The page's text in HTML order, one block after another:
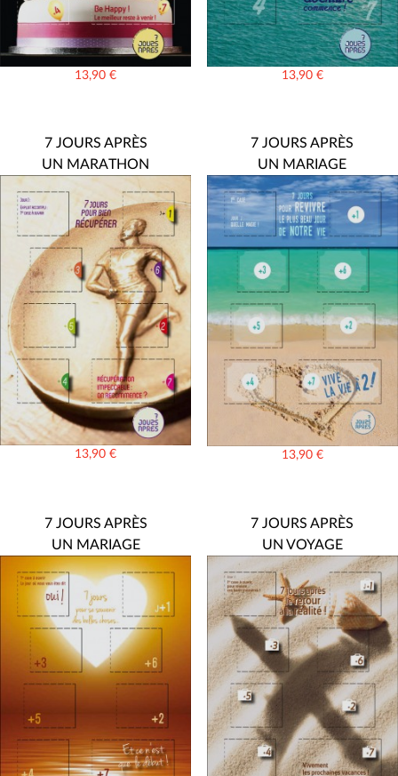
13,90€ 13,90 €
7 JOURS APRÈS
UN MARATHON
13,90€
7 JOURS APRÈS
UN MARIAGE
13,90 €
7 JOURS APRÈS
UN MARIAGE
7 JOURS APRÈS
UN VOYAGE